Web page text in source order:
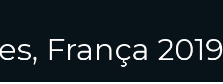
França 2019